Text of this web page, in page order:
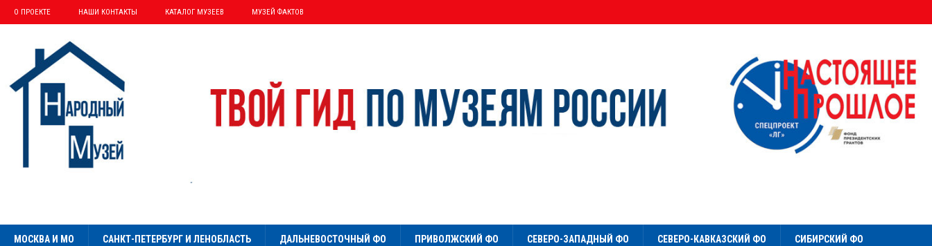
О ПРОЕКТЕ НАШИ КОНТАКТЫ КАТАЛОГ МУЗЕЕВ МУЗЕЙ ФАКТОВ
МОСКВА И МО САНКТ-ПЕТЕРБУРГ И ЛЕНОБЛАСТЬ ДАЛЬНЕВОСТОЧНЫЙ ФО ПРИВОЛЖСКИЙ ФО СЕВЕРО-ЗАПАДНЫЙ ФО СЕВЕРО-КАВКАЗСКИЙ ФО СИБИРСКИЙ ФО